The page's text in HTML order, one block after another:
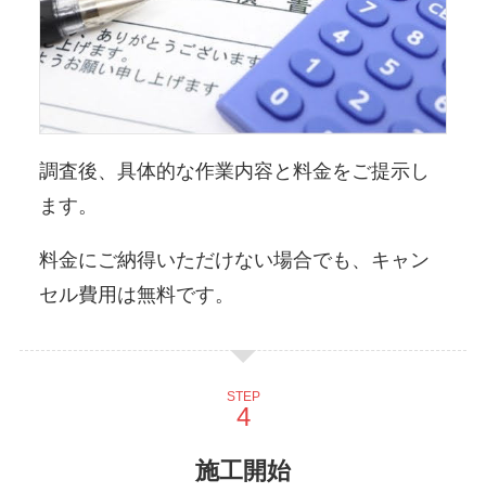
調査後、具体的な作業内容と料金をご提示し
ます。
料金にご納得いただけない場合でも、キャン
セル費用は無料です。
STEP
施工開始